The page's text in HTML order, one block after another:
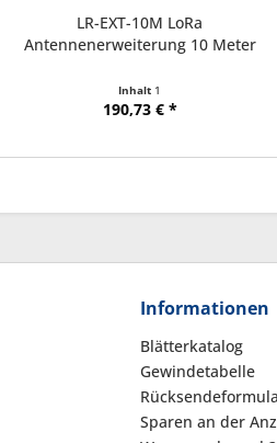
LR-EXT-10M LoRa
Antennenerweiterung 10 Meter
Inhalt 1
190,73 € *
Informationen
Blätterkatalog
Gewindetabelle
Sparen an der